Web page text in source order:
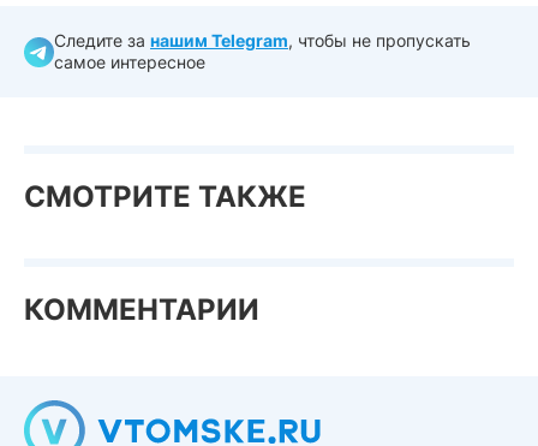
Следите за нашим Telegram, чтобы не пропускать
самое интересное
СМОТРИТЕ ТАКЖЕ
КОММЕНТАРИИ